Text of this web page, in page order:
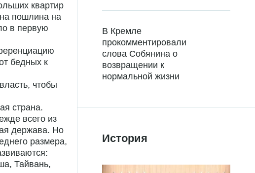
квартир
пошлина на
в первую
бедных к
чтобы
страна.
всего из
держава. Но
размера,
Тайвань,
В Кремле
прокомментировали
слова Собянина о
возвращении к
нормальной жизни
История